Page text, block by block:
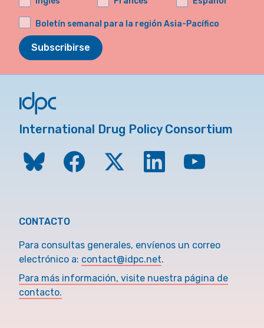
Boletín semanal para la región Asia-Pacífico
Subscribirse
International Drug Policy Consortium
CONTACTO
Para consultas generales, envíenos un correo
electrónico a: contact@idpc.net.
Para más información, visite nuestra página de
contacto.